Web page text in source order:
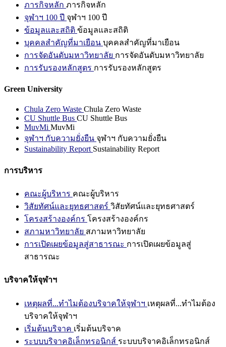
ภารกิจหลัก ภารกิจหลัก
จุฬาฯ 100 ปี จุฬาฯ 100 ปี
ข้อมูลและสถิติ ข้อมูลและสถิติ
บุคคลสำคัญที่มาเยือน บุคคลสำคัญที่มาเยือน
การจัดอันดับมหาวิทยาลัย การจัดอันดับมหาวิทยาลัย
การรับรองหลักสูตร การรับรองหลักสูตร
Green University
Chula Zero Waste Chula Zero Waste
CU Shuttle Bus CU Shuttle Bus
MuvMi MuvMi
จุฬาฯ กับความยั่งยืน จุฬาฯ กับความยั่งยืน
Sustainability Report Sustainability Report
การบริหาร
คณะผู้บริหาร คณะผู้บริหาร
วิสัยทัศน์และยุทธศาสตร์ วิสัยทัศน์และยุทธศาสตร์
โครงสร้างองค์กร โครงสร้างองค์กร
สภามหาวิทยาลัย สภามหาวิทยาลัย
การเปิดเผยข้อมูลสู่สาธารณะ การเปิดเผยข้อมูลสู่
สาธารณะ
บริจาคให้จุฬาฯ
เหตุผลที่...ทำไมต้องบริจาคให้จุฬาฯ เหตุผลที่...ทำไมต้อง
บริจาคให้จุฬาฯ
เริ่มต้นบริจาค เริ่มต้นบริจาค
ระบบบริจาคอิเล็กทรอนิกส์ ระบบบริจาคอิเล็กทรอนิกส์